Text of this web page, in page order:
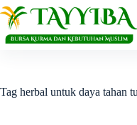
Skip
to
content
Tag herbal untuk daya tahan